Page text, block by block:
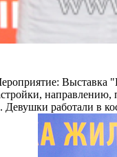
Выставка
направлению,
работали в